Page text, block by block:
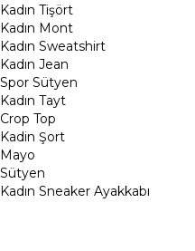
Kadın Tişört
Kadın Mont
Kadın Sweatshirt
Kadın Jean
Spor Sütyen
Kadın Tayt
Crop Top
Kadin Şort
Mayo
Sütyen
Kadın Sneaker Ayakkabı